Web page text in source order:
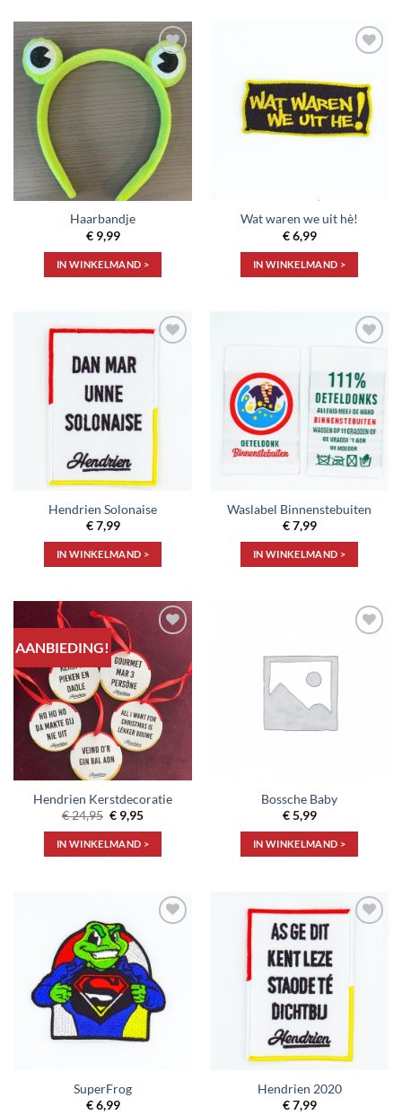
Toevoegen
aan
verlanglijst
Haarbandje
€9,99
IN WINKELMAND >
verlanglijst
Wat waren we uit hè!
€6,99
IN WINKELMAND >
Toevoegen
Hendrien Solonaise
€7,99
IN WINKELMAND >
aan
verlanglijst
Waslabel Binnenstebuiten
€7,99
IN WINKELMAND >
AANBIEDING!
Toevoegen
verlanglijst
Hendrien Kerstdecoratie
€24,95 Oorspronkelijke
prijs
was:
€ 24,95.
€ 9,95Huidige
€ 9,95.
IN WINKELMAND >
Bossche Baby
€5,99
IN WINKELMAND >
Toevoegen
verlanglijst
SuperFrog
€6,99
verlanglijst
Hendrien 2020
€7,99